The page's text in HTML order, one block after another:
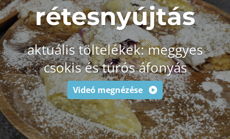
rétesnyújtás
aktuális töltelékek: meggyes
csokis és túrós áfonyás
Videó megnézése